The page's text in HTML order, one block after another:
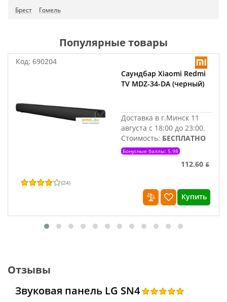
Брест
Гомель
Популярные товары
Код: 690204
Саундбар Xiaomi Redmi
TV MDZ-34-DA (черный)
Доставка в г.Минск 11
августа с 18:00 до 23:00.
Стоимость: БЕСПЛАТНО
Бонусные баллы: 5.98
112.60 ƃ
(24)
Купить
Отзывы
Звуковая панель LG SN4